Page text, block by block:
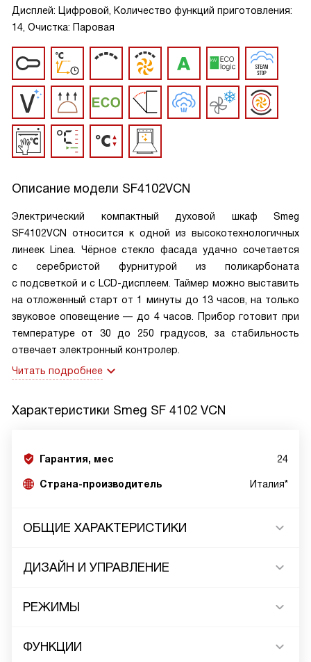
Дисплей: Цифровой, Количество функций приготовления:
14, Очистка: Паровая
Описание модели SF4102VCN
Электрический компактный духовой шкаф Smeg
SF4102VCN относится к одной из высокотехнологичных
линеек Linea. Чёрное стекло фасада удачно сочетается
с серебристой фурнитурой из поликарбоната
с подсветкой и с LCD-дисплеем. Таймер можно выставить
на отложенный старт от 1 минуты до 13 часов, на только
звуковое оповещение — до 4 часов. Прибор готовит при
температуре от 30 до 250 градусов, за стабильность
отвечает электронный контролер.
Читать подробнее
Характеристики Smeg SF 4102 VCN
Гарантия, мес 24
Страна-производитель Италия*
ОБЩИЕ ХАРАКТЕРИСТИКИ
ДИЗАЙН И УПРАВЛЕНИЕ
РЕЖИМЫ
ФУНКЦИИ